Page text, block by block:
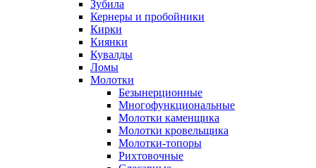
Зубила
Кернеры и пробойники
Кирки
Киянки
Кувалды
Ломы
Молотки
Безынерционные
Многофункциональные
Молотки каменщика
Молотки кровельщика
Молотки-топоры
Рихтовочные